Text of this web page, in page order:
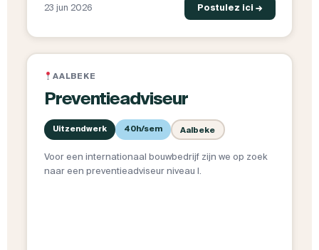
23 jun 2026 Postulez ici →
AALBEKE
Preventieadviseur
Uitzendwerk 40h/sem Aalbeke
Voor een internationaal bouwbedrijf zijn we op zoek
naar een preventieadviseur niveau I.